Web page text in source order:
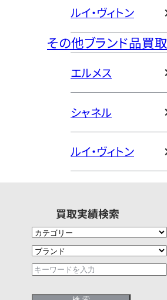
ルイ・ヴィトン
その他ブランド品買取
エルメス
シャネル
ルイ・ヴィトン
買取実績検索